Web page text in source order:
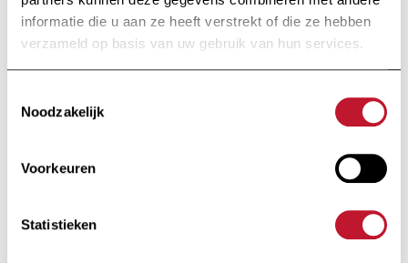
informatie die u aan ze heeft verstrekt of die ze hebben
verzameld op basis van uw gebruik van hun services.
Noodzakelijk
Voorkeuren
Statistieken
effecten van neuro-
inflammatie
ontwikkeld tijdens EAE
plasticiteit en cognitie
van de hippocampus
Dienst Neurowetenschappen -